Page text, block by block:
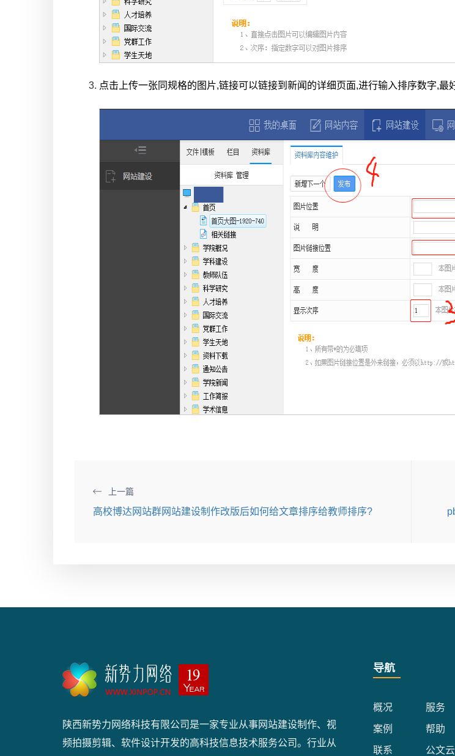
点击上传一张同规格的图片,链接可以链接到新闻的详细页面,进行输入排序数字,
上一篇
高校博达网站群网站建设制作改版后如何给文章排序给教师排序?
陕西新势力网络科技有限公司是一家专业从事网站建设制作、视
频拍摄剪辑、软件设计开发的高科技信息技术服务公司。行业从
导航
概况 服务
案例 帮助
联系 公文云